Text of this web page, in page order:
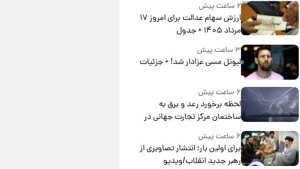
۲ ساعت پیش
ارزش سهام عدالت برای امروز ۱۷
مرداد ۱۴۰۵ + جدول
۳ ساعت پیش
لیونل مسی عزادار شد! + جزئیات
۶ ساعت پیش
لحظه برخورد رعد و برق به
ساختمان مرکز تجارت جهانی در
آمریکا + فیلم
۶ ساعت پیش
برای اولین بار؛ انتشار تصاویری از
رهبر جدید انقلاب/ویدیو